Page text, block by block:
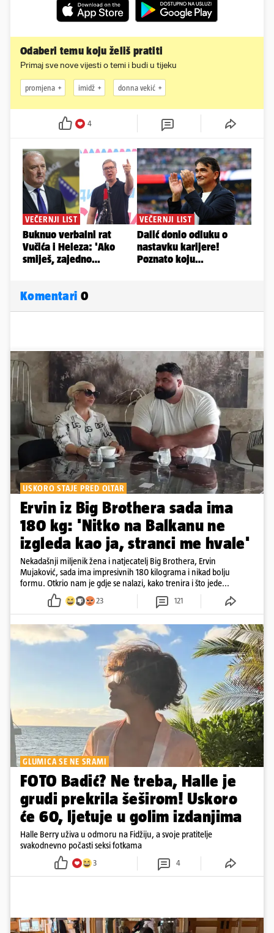
Odaberi temu koju želiš pratiti
Primaj sve nove vijesti o temi i budi u tijeku
promjena imidž donna vekić
4
Komentari 0
USKORO STAJE PRED OLTAR
Ervin iz Big Brothera sada ima
180 kg: 'Nitko na Balkanu ne
izgleda kao ja, stranci me hvale'
Nekadašnji miljenik žena i natjecatelj Big Brothera, Ervin
Mujaković, sada ima impresivnih 180 kilograma i nikad bolju
formu. Otkrio nam je gdje se nalazi, kako trenira i što jede...
23 121
GLUMICA SE NE SRAMI
FOTO Badić? Ne treba, Halle je
grudi prekrila šeširom! Uskoro
će 60, ljetuje u golim izdanjima
Halle Berry uživa u odmoru na Fidžiju, a svoje pratitelje
svakodnevno počasti seksi fotkama
3 4